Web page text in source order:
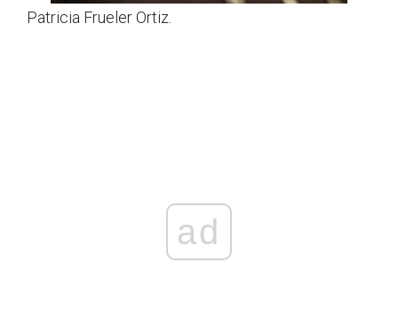
Patricia Frueler Ortiz.
ad